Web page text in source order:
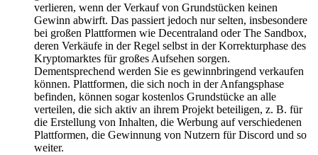
verlieren, wenn der Verkauf von Grundstücken keinen
Gewinn abwirft. Das passiert jedoch nur selten, insbesondere
bei großen Plattformen wie Decentraland oder The Sandbox,
deren Verkäufe in der Regel selbst in der Korrekturphase des
Kryptomarktes für großes Aufsehen sorgen.
Dementsprechend werden Sie es gewinnbringend verkaufen
können. Plattformen, die sich noch in der Anfangsphase
befinden, können sogar kostenlos Grundstücke an alle
verteilen, die sich aktiv an ihrem Projekt beteiligen, z. B. für
die Erstellung von Inhalten, die Werbung auf verschiedenen
Plattformen, die Gewinnung von Nutzern für Discord und so
weiter.